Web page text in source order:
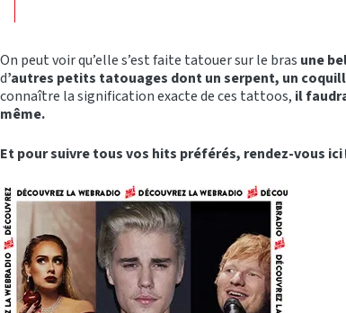
On peut voir qu’elle s’est faite tatouer sur le bras une
d’autres petits tatouages dont un serpent, un
connaître la signification exacte de ces tattoos, il
même.
Et pour suivre tous vos hits préférés, rendez-vous ici